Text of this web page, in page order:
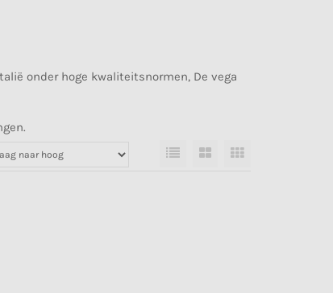
onder hoge kwaliteitsnormen, De vega